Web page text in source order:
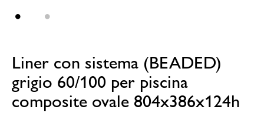
Liner con sistema (BEADED)
grigio 60/100 per piscina
composite ovale 804x386x124h